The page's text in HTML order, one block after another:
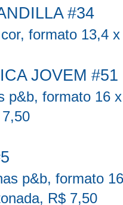
#34
formato 13,4
JOVEM #51
p&b, formato 16
p&b, formato
R$ 7,50